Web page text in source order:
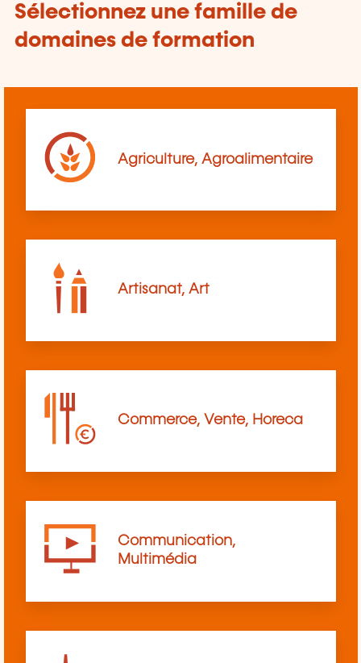
Sélectionnez une famille de
domaines de formation
Agriculture, Agroalimentaire
Artisanat, Art
Commerce, Vente, Horeca
Communication,
Multimédia